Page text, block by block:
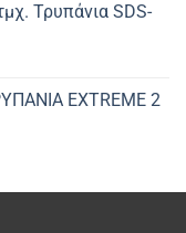
Τρυπάνια SDS-
EXTREME 2